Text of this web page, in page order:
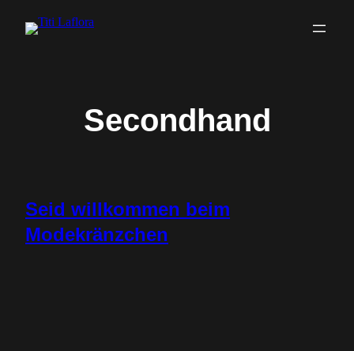
Inhalt
Secondhand
Seid willkommen beim
Modekränzchen